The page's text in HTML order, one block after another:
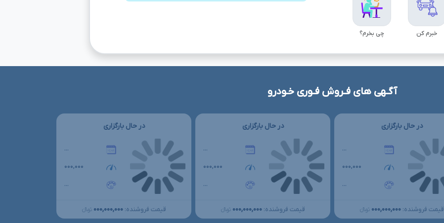
خبرم کن چی بخرم؟
آگـهی های فـروش فـوری خـودرو
در حال بارگزاری
...
۰۰۰,۰۰۰
...
قیمت فروشنده: ۰۰۰,۰۰۰,۰۰۰ تومانءءء
در حال بارگزاری
...
۰۰۰,۰۰۰
...
قیمت فروشنده: ۰۰۰,۰۰۰,۰۰۰ تومانءءء
در حال بارگزاری
...
۰۰۰,۰۰۰
...
قیمت فروشنده: ۰۰۰,۰۰۰,۰۰۰ تومانءءء